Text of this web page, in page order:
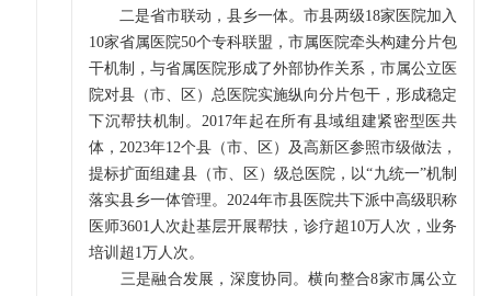
二是省市联动，县乡一体。市县两级18家医院加入
10家省属医院50个专科联盟，市属医院牵头构建分片包
干机制，与省属医院形成了外部协作关系，市属公立医
院对县（市、区）总医院实施纵向分片包干，形成稳定
下沉帮扶机制。2017年起在所有县域组建紧密型医共
体，2023年12个县（市、区）及高新区参照市级做法，
提标扩面组建县（市、区）级总医院，以“九统一”机制
落实县乡一体管理。2024年市县医院共下派中高级职称
医师3601人次赴基层开展帮扶，诊疗超10万人次，业务
培训超1万人次。
三是融合发展，深度协同。横向整合8家市属公立